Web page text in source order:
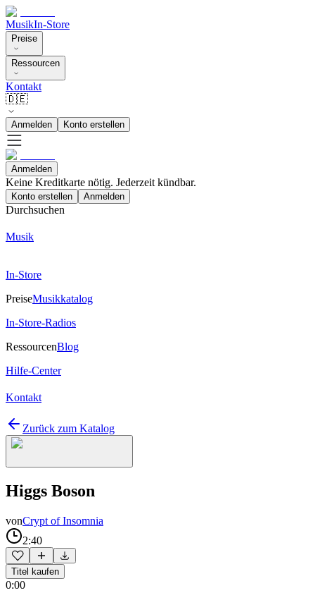
MusikIn-Store
Preise
Ressourcen
Kontakt
🇩🇪
Anmelden Konto erstellen
Anmelden
Keine Kreditkarte nötig. Jederzeit kündbar.
Konto erstellen Anmelden
Durchsuchen
Musik
In-Store
PreiseMusikkatalog
In-Store-Radios
RessourcenBlog
Hilfe-Center
Kontakt
Zurück zum Katalog
Higgs Boson
vonCrypt of Insomnia
2:40
Titel kaufen
0:00